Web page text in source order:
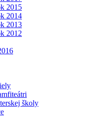
2015
2014
2013
2012
školy